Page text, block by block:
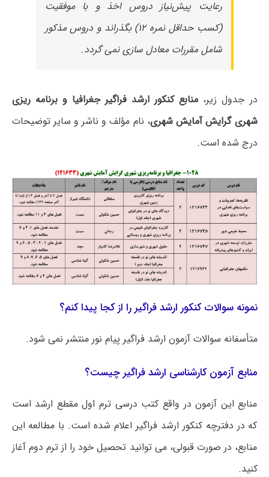
رعایت پیش‌نیاز دروس اخذ و با موفقیت
(کسب حداقل نمره ۱۲) بگذراند و دروس مذکور
شامل مقررات معادل سازی نمی گردد.
در جدول زیر، منابع کنکور ارشد فراگیر جغرافیا و برنامه ریزی
شهری گرایش آمایش شهری، نام مؤلف و ناشر و سایر توضیحات
درج شده است.
نمونه سوالات کنکور ارشد فراگیر را از کجا پیدا کنم؟
متأسفانه سوالات آزمون ارشد فراگیر پیام نور منتشر نمی شود.
منابع آزمون کارشناسی ارشد فراگیر چیست؟
منابع این آزمون در واقع کتب درسی ترم اول مقطع ارشد است
که در دفترچه کنکور ارشد فراگیر اعلام شده است. با مطالعه این
منابع، در صورت قبولی، می توانید تحصیل خود را از ترم دوم آغاز
کنید.